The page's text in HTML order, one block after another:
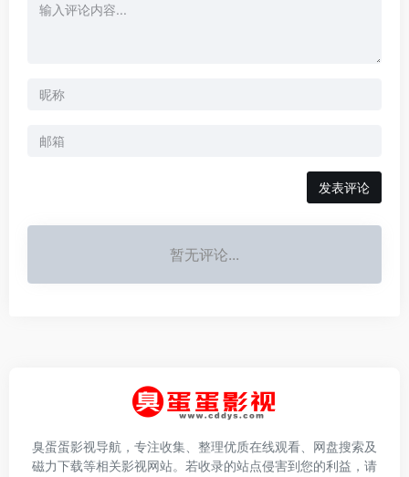
发表评论
暂无评论...
臭蛋蛋影视导航，专注收集、整理优质在线观看、网盘搜索及
磁力下载等相关影视网站。若收录的站点侵害到您的利益，请